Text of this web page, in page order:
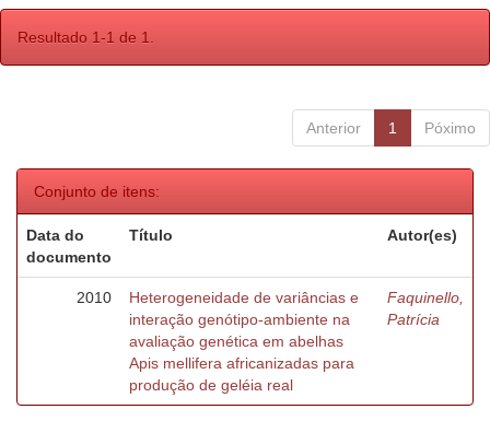
Resultado 1-1 de 1.
Anterior 1 Póximo
Conjunto de itens:
Data do
documento
Título Autor(es)
2010
Heterogeneidade de variâncias e
interação genótipo-ambiente na
avaliação genética em abelhas
Apis mellifera africanizadas para
produção de geléia real
Faquinello,
Patrícia